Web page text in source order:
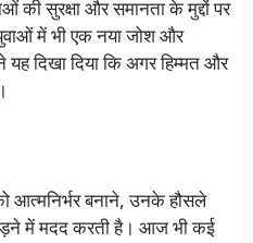
सुरक्षा और समानता के मुद्दों पर
में भी एक नया जोश और
दिखा दिया कि अगर हिम्मत और
आत्मनिर्भर बनाने, उनके हौसले
में मदद करती है। आज भी कई